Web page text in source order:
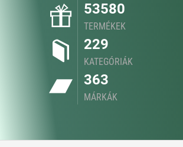
53580
TERMÉKEK
229
KATEGÓRIÁK
363
MÁRKÁK